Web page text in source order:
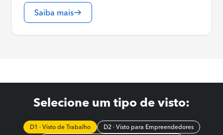
Saiba mais
Selecione um tipo de visto:
D1 · Visto de Trabalho
D2 · Visto para Empreendedores